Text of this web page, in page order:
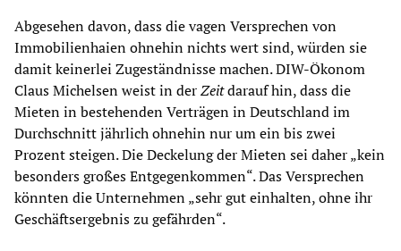
Abgesehen davon, dass die vagen Versprechen von
Immobilienhaien ohnehin nichts wert sind, würden sie
damit keinerlei Zugeständnisse machen. DIW-Ökonom
Claus Michelsen weist in derZeitdarauf hin, dass die
Mieten in bestehenden Verträgen in Deutschland im
Durchschnitt jährlich ohnehin nur um ein bis zwei
Prozent steigen. Die Deckelung der Mieten sei daher „kein
besonders großes Entgegenkommen“. Das Versprechen
könnten die Unternehmen „sehr gut einhalten, ohne ihr
Geschäftsergebnis zu gefährden“.